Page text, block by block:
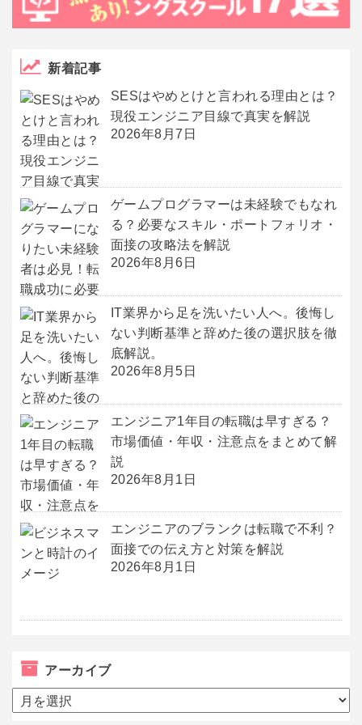
新着記事
SESはやめとけと言われる理由とは？
現役エンジニア目線で真実を解説
2026年8月7日
ゲームプログラマーは未経験でもなれ
る？必要なスキル・ポートフォリオ・
面接の攻略法を解説
2026年8月6日
IT業界から足を洗いたい人へ。後悔し
ない判断基準と辞めた後の選択肢を徹
底解説。
2026年8月5日
エンジニア1年目の転職は早すぎる？
市場価値・年収・注意点をまとめて解
説
2026年8月1日
エンジニアのブランクは転職で不利？
面接での伝え方と対策を解説
2026年8月1日
アーカイブ
ア
ー